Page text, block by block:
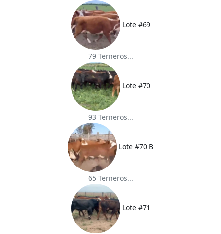
Lote #69
79 Terneros...
Lote #70
93 Terneros...
Lote #70 B
65 Terneros...
Lote #71